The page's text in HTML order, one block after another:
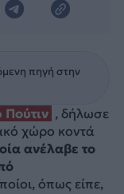
πηγή στην
Πούτιν , δήλωσε
χώρο κοντά
ανέλαβε το
όπως είπε,